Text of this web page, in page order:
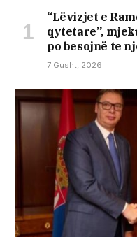
“Lëvizjet e
qytetare”,
po besojnë te
7 Gusht, 2026